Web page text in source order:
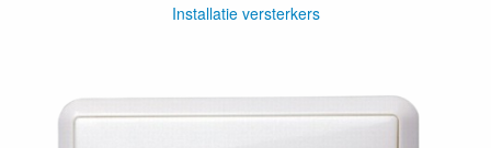
Installatie versterkers